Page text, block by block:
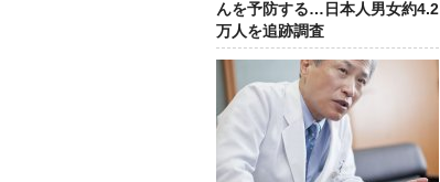
んを予防する…日本人男女約4.2
万人を追跡調査